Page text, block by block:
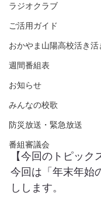
ラジオクラブ
ご活用ガイド
おかやま山陽高校活き活
週間番組表
お知らせ
みんなの校歌
防災放送・緊急放送
番組審議会
【今回のトピック
今回は「年末年始
しします。